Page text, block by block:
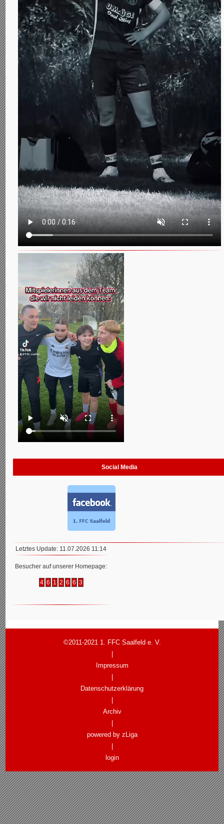
Social Media
Letztes Update: 11.07.2026 11:14
Besucher auf unserer Homepage:
4 6 1 2 6 6 3
©2011-2021 1. FFC Saalfeld e. V.
Impressum
Datenschutzerklärung
Archiv
powered by zLiga
login